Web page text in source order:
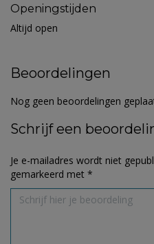
Openingstijden
Altijd open
Beoordelingen
Nog geen beoordelingen
Schrijf een
Je e-mailadres wordt niet
gemarkeerd met *